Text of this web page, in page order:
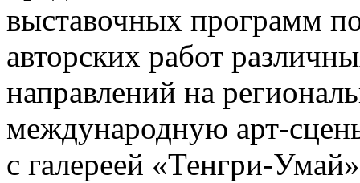
выставочных программ
авторских работ
направлений на
международную арт-
с галереей «Тенгри-